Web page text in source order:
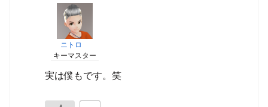
ニトロ
キーマスター
実は僕もです。笑